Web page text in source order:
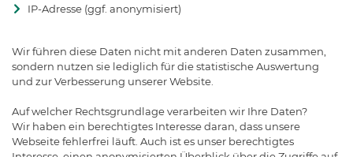
IP-Adresse (ggf. anonymisiert)
Wir führen diese Daten nicht mit anderen Daten zusammen,
sondern nutzen sie lediglich für die statistische Auswertung
und zur Verbesserung unserer Website.
Auf welcher Rechtsgrundlage verarbeiten wir Ihre Daten?
Wir haben ein berechtigtes Interesse daran, dass unsere
Webseite fehlerfrei läuft. Auch ist es unser berechtigtes